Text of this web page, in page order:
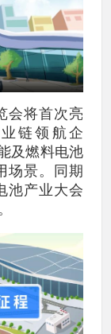
会将首次亮
链领航企
及燃料电池
场景。同期
池产业大会